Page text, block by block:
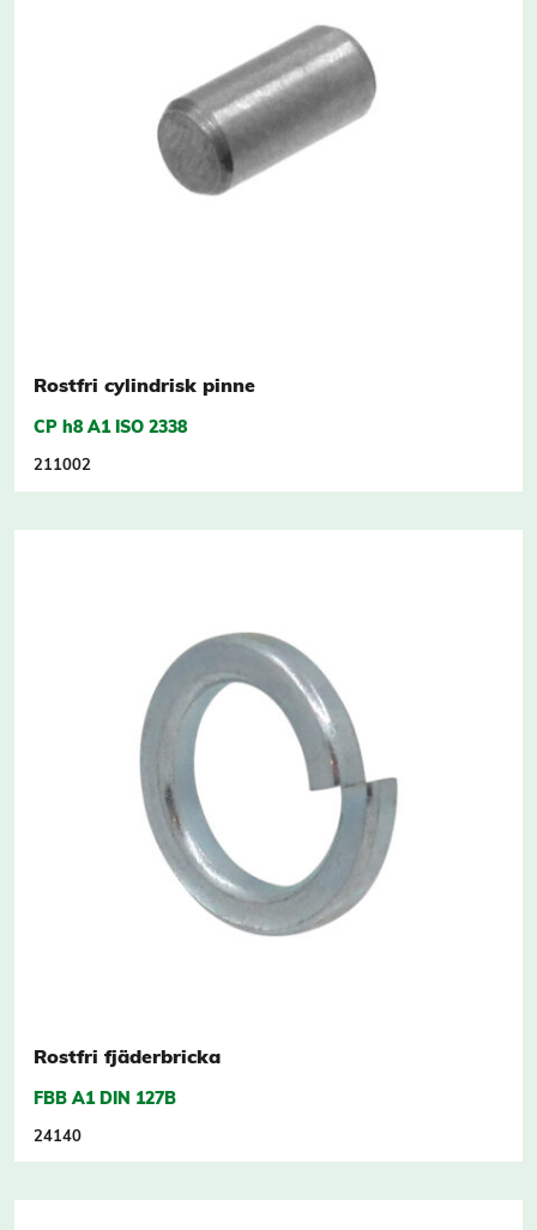
Rostfri cylindrisk pinne
CP h8 A1 ISO 2338
211002
Rostfri fjäderbricka
FBB A1 DIN 127B
24140